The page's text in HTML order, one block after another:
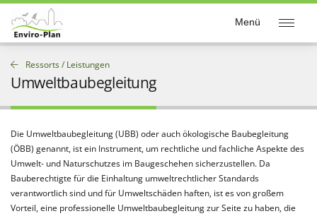
Menü
Ressorts / Leistungen
Umweltbaubegleitung
Die Umweltbaubegleitung (UBB) oder auch ökologische Baubegleitung
(ÖBB) genannt, ist ein Instrument, um rechtliche und fachliche Aspekte des
Umwelt- und Naturschutzes im Baugeschehen sicherzustellen. Da
Bauberechtigte für die Einhaltung umweltrechtlicher Standards
verantwortlich sind und für Umweltschäden haften, ist es von großem
Vorteil, eine professionelle Umweltbaubegleitung zur Seite zu haben, die